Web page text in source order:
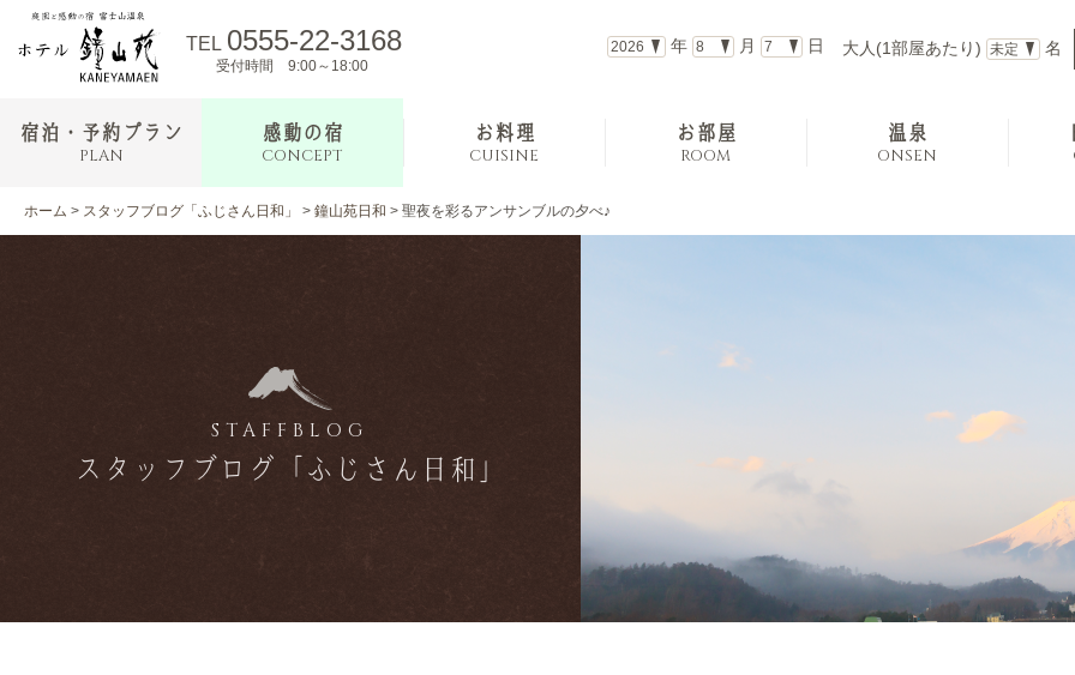
TEL 0555-22-3168
受付時間 9:00～18:00
年 月 日 大人(1部屋あたり) 名
宿泊・予約プラン
PLAN
感動の宿
CONCEPT
お料理
CUISINE
お部屋
ROOM
温泉
ONSEN
STAFFBLOG
スタッフブログ「ふじさん日和」
ホーム > スタッフブログ「ふじさん日和」 > 鐘山苑日和 > 聖夜を彩るアンサンブルの夕べ♪